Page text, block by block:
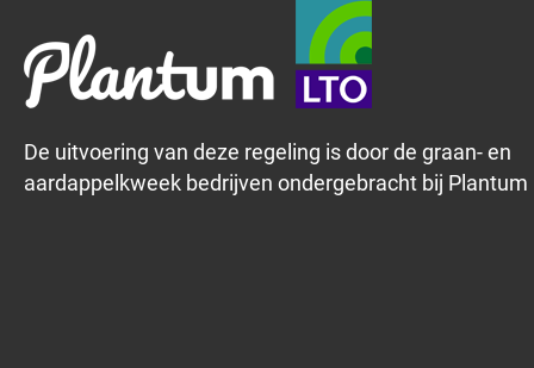
De uitvoering van deze regeling is door de graan- en
aardappelkweek bedrijven ondergebracht bij Plantum